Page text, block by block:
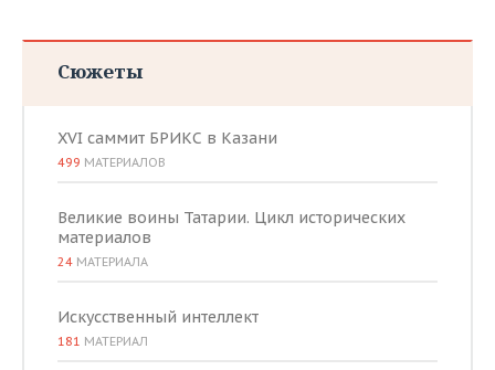
Сюжеты
XVI саммит БРИКС в Казани
499 МАТЕРИАЛОВ
Великие воины Татарии. Цикл исторических
материалов
24 МАТЕРИАЛА
Искусственный интеллект
181 МАТЕРИАЛ